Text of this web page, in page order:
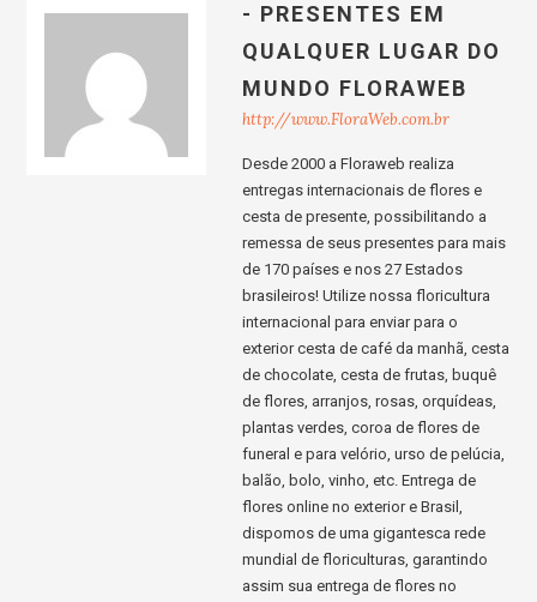
- PRESENTES EM
QUALQUER LUGAR DO
MUNDO FLORAWEB
http://www.FloraWeb.com.br
Desde 2000 a Floraweb realiza
entregas internacionais de flores e
cesta de presente, possibilitando a
remessa de seus presentes para mais
de 170 países e nos 27 Estados
brasileiros! Utilize nossa floricultura
internacional para enviar para o
exterior cesta de café da manhã, cesta
de chocolate, cesta de frutas, buquê
de flores, arranjos, rosas, orquídeas,
plantas verdes, coroa de flores de
funeral e para velório, urso de pelúcia,
balão, bolo, vinho, etc. Entrega de
flores online no exterior e Brasil,
dispomos de uma gigantesca rede
mundial de floriculturas, garantindo
assim sua entrega de flores no